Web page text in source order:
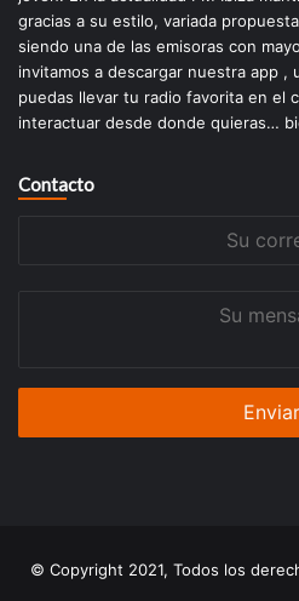
gracias a su estilo, variada
siendo una de las emisoras con
invitamos a descargar nuestra app ,
puedas llevar tu radio favorita en el
interactuar desde donde quieras…
Contacto
© Copyright 2021, Todos los